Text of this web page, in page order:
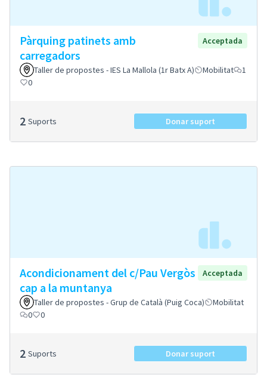
Pàrquing patinets amb
carregadors
Acceptada
Taller de propostes - IES La Mallola (1r Batx A) Mobilitat
1
0
2 Suports Donar suport
Acondicionament del c/Pau Vergòs
cap a la muntanya
Acceptada
Taller de propostes - Grup de Català (Puig Coca)
Mobilitat
0
0
2 Suports Donar suport